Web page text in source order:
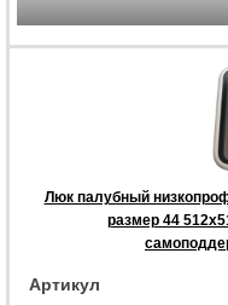
Люк палубный
размер 44
Артикул